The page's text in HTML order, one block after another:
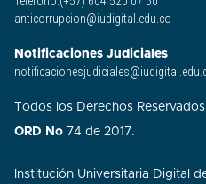
anticorrupcion@iudigital.edu.co
Notificaciones Judiciales
Todos los Derechos
ORD No 74 de 2017.
Institución Universitaria Digital